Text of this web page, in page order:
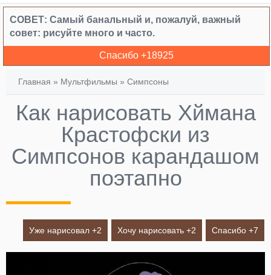
СОВЕТ: Самый банальный и, пожалуй, важный
совет: рисуйте много и часто.
Спасибо +18925
Главная » Мультфильмы » Симпсоны
Как нарисовать Хймана
Крастофски из
Симпсонов карандашом
поэтапно
Уже нарисовал +2 Хочу нарисовать +2 Спасибо +7